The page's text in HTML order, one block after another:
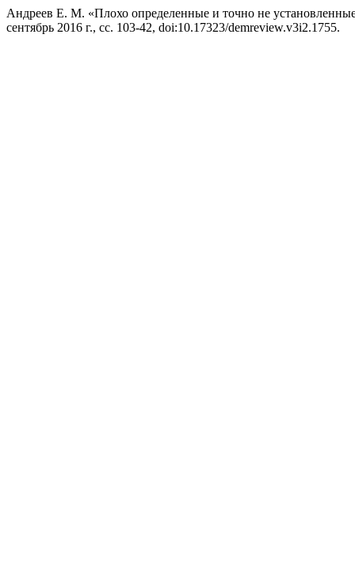
Андреев Е. М. «Плохо определенные и точно не
сентябрь 2016 г., сс. 103-42, doi:10.17323/demreview.v3i2.1755.